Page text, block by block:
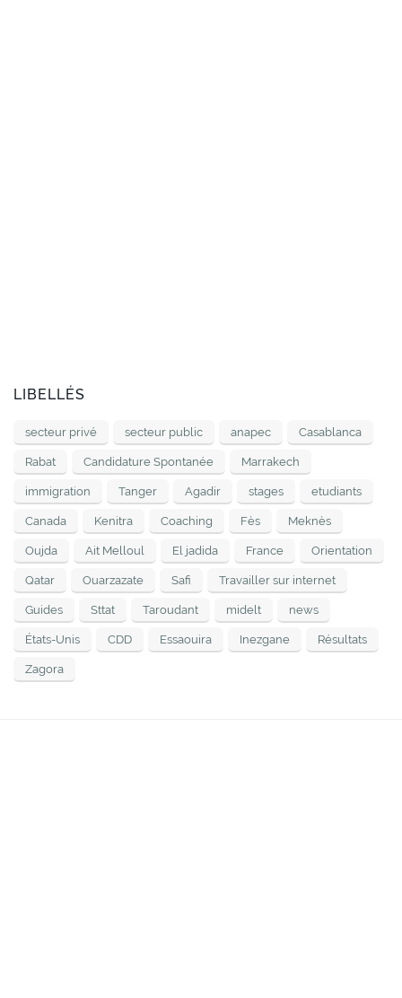
LIBELLÉS
secteur privé secteur public anapec Casablanca
Rabat Candidature Spontanée Marrakech
immigration Tanger Agadir stages etudiants
Canada Kenitra Coaching Fès Meknès
Oujda Ait Melloul El jadida France Orientation
Qatar Ouarzazate Safi Travailler sur internet
Guides Sttat Taroudant midelt news
États-Unis CDD Essaouira Inezgane Résultats
Zagora